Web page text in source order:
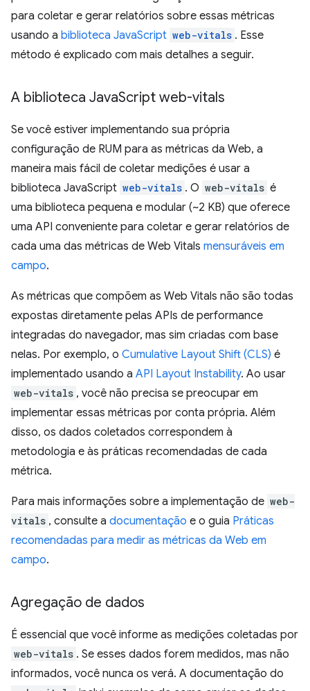
para coletar e gerar relatórios sobre essas métricas
usando a biblioteca JavaScript web-vitals . Esse
método é explicado com mais detalhes a seguir.
A biblioteca JavaScript web-vitals
Se você estiver implementando sua própria
configuração de RUM para as métricas da Web, a
maneira mais fácil de coletar medições é usar a
biblioteca JavaScript web-vitals . O web-vitals é
uma biblioteca pequena e modular (~2 KB) que oferece
uma API conveniente para coletar e gerar relatórios de
cada uma das métricas de Web Vitals mensuráveis em
campo.
As métricas que compõem as Web Vitals não são todas
expostas diretamente pelas APIs de performance
integradas do navegador, mas sim criadas com base
nelas. Por exemplo, o Cumulative Layout Shift (CLS) é
implementado usando a API Layout Instability. Ao usar
web-vitals , você não precisa se preocupar em
implementar essas métricas por conta própria. Além
disso, os dados coletados correspondem à
metodologia e às práticas recomendadas de cada
métrica.
Para mais informações sobre a implementação de web-
vitals , consulte a documentação e o guia Práticas
recomendadas para medir as métricas da Web em
campo.
Agregação de dados
É essencial que você informe as medições coletadas por
web-vitals . Se esses dados forem medidos, mas não
informados, você nunca os verá. A documentação do